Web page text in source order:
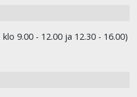
9.00 - 12.00 ja 12.30 - 16.00)